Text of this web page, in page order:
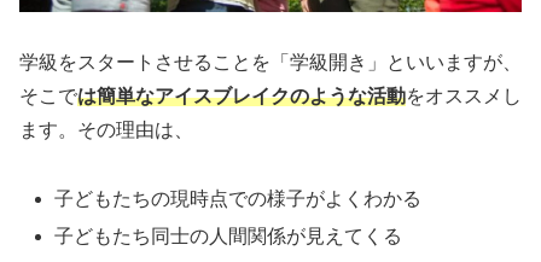
学級をスタートさせることを「学級開き」といいますが、
そこでは簡単なアイスブレイクのような活動をオススメし
ます。その理由は、
子どもたちの現時点での様子がよくわかる
子どもたち同士の人間関係が見えてくる